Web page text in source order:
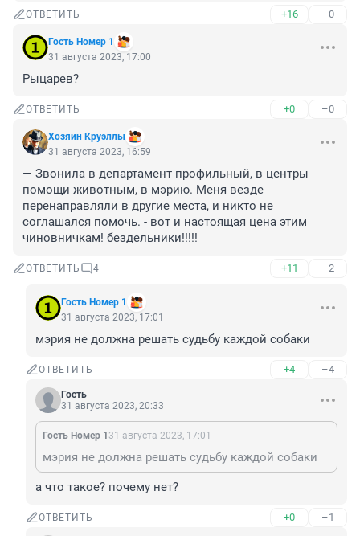
ОТВЕТИТЬ +16 –0
Гость Номер 1
31 августа 2023, 17:00
Рыцарев?
ОТВЕТИТЬ +0 –0
Хозяин Круэллы
31 августа 2023, 16:59
— Звонила в департамент профильный, в центры
помощи животным, в мэрию. Меня везде
перенаправляли в другие места, и никто не
соглашался помочь. - вот и настоящая цена этим
чиновничкам! бездельники!!!!!
ОТВЕТИТЬ 4 +11 –2
Гость Номер 1
31 августа 2023, 17:01
мэрия не должна решать судьбу каждой собаки
ОТВЕТИТЬ +4 –4
Гость
31 августа 2023, 20:33
Гость Номер 1 31 августа 2023, 17:01
мэрия не должна решать судьбу каждой собаки
а что такое? почему нет?
ОТВЕТИТЬ +0 –1